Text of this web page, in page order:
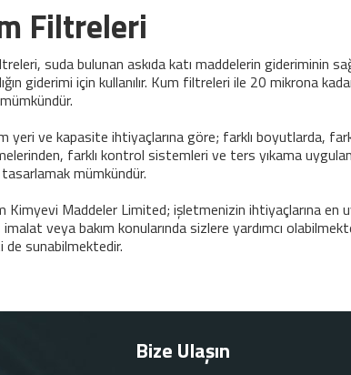
Filtreleri
suda bulunan askıda katı maddelerin gideriminin
giderimi için kullanılır. Kum filtreleri ile 20 mikrona
mümkündür.
yeri ve kapasite ihtiyaçlarına göre; farklı boyutlarda,
farklı kontrol sistemleri ve ters yıkama
mümkündür.
Kimyevi Maddeler Limited; işletmenizin ihtiyaçlarına en
veya bakım konularında sizlere yardımcı
de sunabilmektedir.
Bize Ulaşın